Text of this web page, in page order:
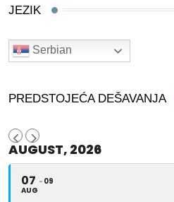
JEZIK
Serbian
PREDSTOJEĆA DEŠAVANJA
AUGUST, 2026
07
AUG
09